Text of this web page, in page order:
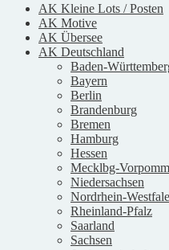
AK Kleine Lots / Posten
AK Motive
AK Übersee
AK Deutschland
Baden-
Bayern
Berlin
Brandenburg
Bremen
Hamburg
Hessen
Mecklbg-
Niedersachsen
Nordrhein-
Rheinland-Pfalz
Saarland
Sachsen